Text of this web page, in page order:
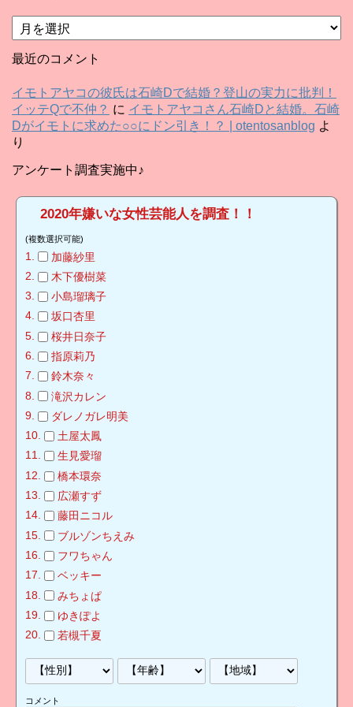
ア
ー
カ
ブ
最近のコメント
イモトアヤコの彼氏は石崎Dで結婚？登山の実力に批判！
イッテQで不仲？ に イモトアヤコさん石崎Dと結婚。石崎
Dがイモトに求めた○○にドン引き！？ | otentosanblog よ
り
アンケート調査実施中♪
2020年嫌いな女性芸能人を調査！！
(複数選択可能)
加藤紗里
木下優樹菜
小島瑠璃子
坂口杏里
桜井日奈子
指原莉乃
鈴木奈々
滝沢カレン
ダレノガレ明美
土屋太鳳
生見愛瑠
橋本環奈
広瀬すず
藤田ニコル
ブルゾンちえみ
フワちゃん
ベッキー
みちょぱ
ゆきぽよ
若槻千夏
コメント